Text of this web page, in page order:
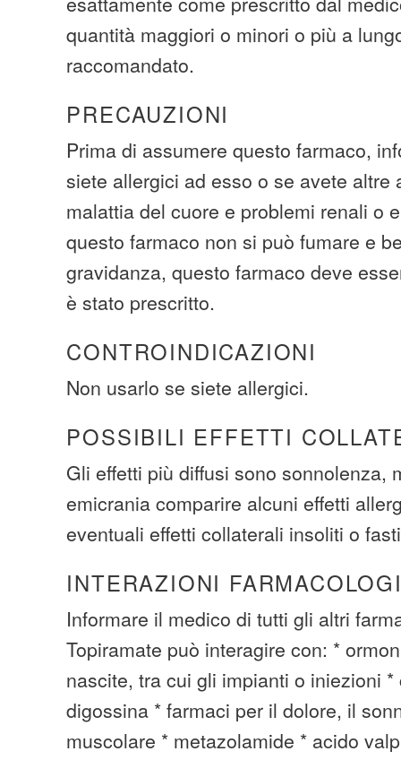
quantità maggiori o minori o più a
raccomandato.
PRECAUZIONI
Prima di assumere questo farmaco,
siete allergici ad esso o se avete altre
malattia del cuore e problemi renali o
questo farmaco non si può fumare e
gravidanza, questo farmaco deve
è stato prescritto.
CONTROINDICAZIONI
Non usarlo se siete allergici.
POSSIBILI EFFETTI
Gli effetti più diffusi sono sonnolenza,
emicrania comparire alcuni effetti
eventuali effetti collaterali insoliti o
INTERAZIONI
Informare il medico di tutti gli altri
Topiramate può interagire con: *
nascite, tra cui gli impianti o iniezioni
digossina * farmaci per il dolore, il
muscolare * metazolamide * acido